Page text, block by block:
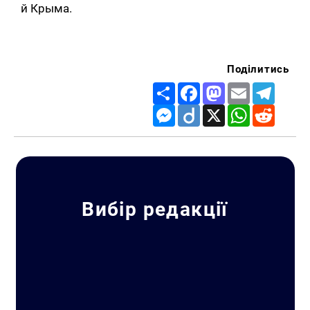
й Крыма.
Поділитись
Share FacebookMastodon
Email
Messenger
Diigo X WhatsApp
Вибір редакції